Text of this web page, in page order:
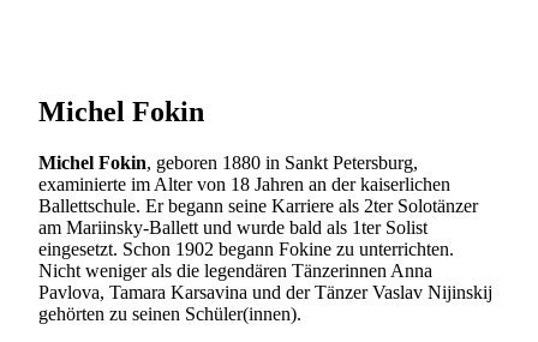
Michel Fokin
Michel Fokin, geboren 1880 in Sankt Petersburg,
examinierte im Alter von 18 Jahren an der kaiserlichen
Ballettschule. Er begann seine Karriere als 2ter Solotänzer
am Mariinsky-Ballett und wurde bald als 1ter Solist
eingesetzt. Schon 1902 begann Fokine zu unterrichten.
Nicht weniger als die legendären Tänzerinnen Anna
Pavlova, Tamara Karsavina und der Tänzer Vaslav Nijinskij
gehörten zu seinen Schüler(innen).